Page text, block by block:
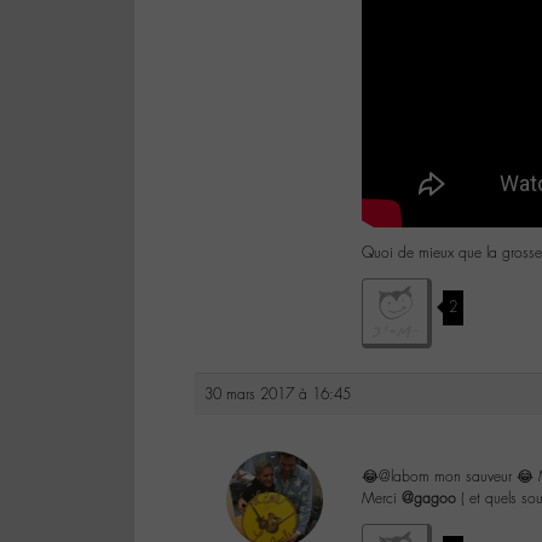
Quoi de mieux que la
2
30 mars 2017 à 16:45
😂@labom mon sauveur 😂
Merci @gagoo ( et quels